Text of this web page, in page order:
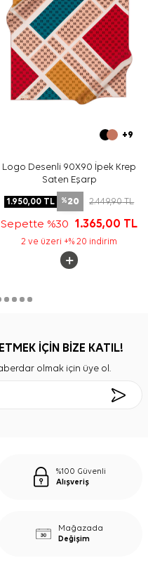
+9
Logo Desenli 90X90 İpek Krep
Saten Eşarp
1.950,00 TL %20 2.449,90TL
Sepette %30 1.365,00 TL
2 ve üzeri +% 20 indirim
İÇİN BİZE KATIL!
olmak için üye ol.
%100 Güvenli
Alışveriş
Mağazada
Değişim